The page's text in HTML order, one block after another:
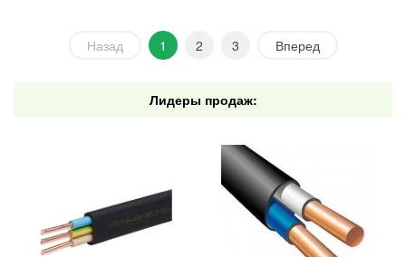
Назад 1 2 3 Вперед
Лидеры продаж: